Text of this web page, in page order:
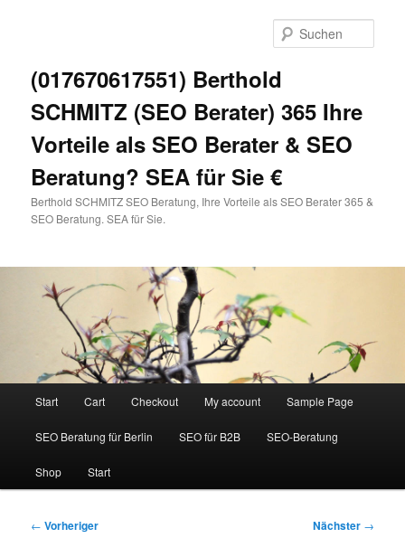
(017670617551) Berthold
SCHMITZ (SEO Berater) 365 Ihre
Vorteile als SEO Berater & SEO
Beratung? SEA für Sie €
Berthold SCHMITZ SEO Beratung, Ihre Vorteile als SEO Berater 365 &
SEO Beratung. SEA für Sie.
Start Cart Checkout My account Sample Page
SEO Beratung für Berlin SEO für B2B SEO-Beratung
Shop Start
Beitragsnavigation
← Vorheriger Nächster →